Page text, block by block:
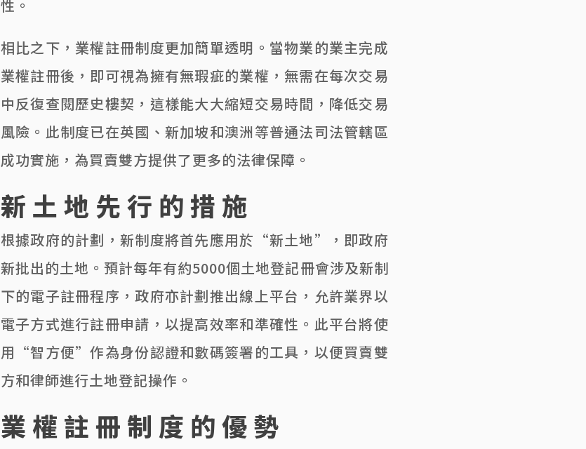
性。
相比之下，業權註冊制度更加簡單透明。當物業的業主完成
業權註冊後，即可視為擁有無瑕疵的業權，無需在每次交易
中反復查閱歷史樓契，這樣能大大縮短交易時間，降低交易
風險。此制度已在英國、新加坡和澳洲等普通法司法管轄區
成功實施，為買賣雙方提供了更多的法律保障。
新土地先行的措施
根據政府的計劃，新制度將首先應用於“新土地”，即政府
新批出的土地。預計每年有約5000個土地登記冊會涉及新制
下的電子註冊程序，政府亦計劃推出線上平台，允許業界以
電子方式進行註冊申請，以提高效率和準確性。此平台將使
用“智方便”作為身份認證和數碼簽署的工具，以便買賣雙
方和律師進行土地登記操作。
業權註冊制度的優勢